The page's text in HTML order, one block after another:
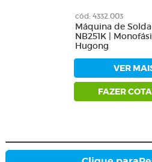
cód: 4332.003
Máquina de
NB251K |
Hugong
VER
FAZER